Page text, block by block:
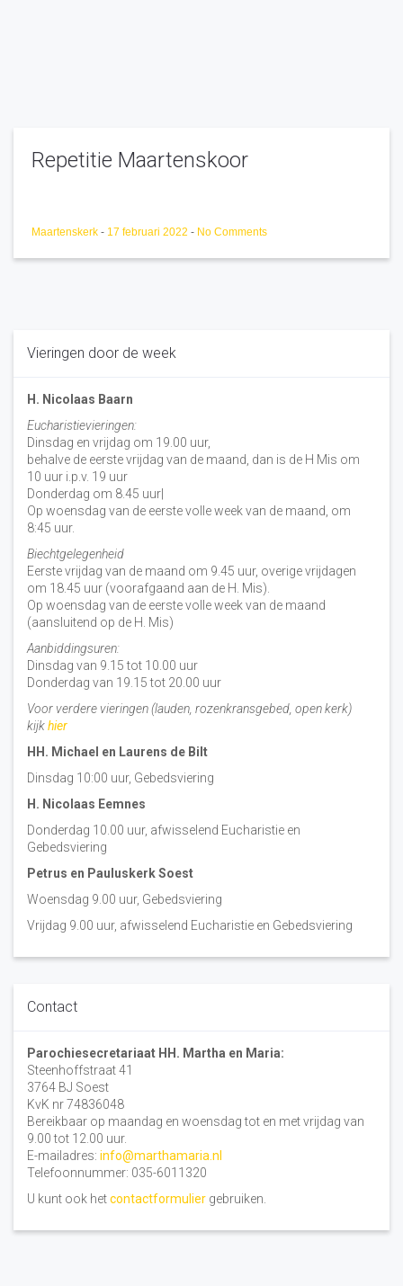
Repetitie Maartenskoor
Maartenskerk - 17 februari 2022 - No Comments
Vieringen door de week
H. Nicolaas Baarn
Eucharistievieringen:
Dinsdag en vrijdag om 19.00 uur,
behalve de eerste vrijdag van de maand, dan is de H Mis om
10 uur i.p.v. 19 uur
Donderdag om 8.45 uur|
Op woensdag van de eerste volle week van de maand, om
8:45 uur.
Biechtgelegenheid
Eerste vrijdag van de maand om 9.45 uur, overige vrijdagen
om 18.45 uur (voorafgaand aan de H. Mis).
Op woensdag van de eerste volle week van de maand
(aansluitend op de H. Mis)
Aanbiddingsuren:
Dinsdag van 9.15 tot 10.00 uur
Donderdag van 19.15 tot 20.00 uur
Voor verdere vieringen (lauden, rozenkransgebed, open kerk)
kijkhier
HH. Michael en Laurens de Bilt
Dinsdag 10:00 uur, Gebedsviering
H. Nicolaas Eemnes
Donderdag 10.00 uur, afwisselend Eucharistie en
Gebedsviering
Petrus en Pauluskerk Soest
Woensdag 9.00 uur, Gebedsviering
Vrijdag 9.00 uur, afwisselend Eucharistie en Gebedsviering
Contact
Parochiesecretariaat HH. Martha en Maria:
Steenhoffstraat 41
3764 BJ Soest
KvK nr 74836048
Bereikbaar op maandag en woensdag tot en met vrijdag van
9.00 tot 12.00 uur.
E-mailadres: info@marthamaria.nl
Telefoonnummer: 035-6011320
U kunt ook hetcontactformulier gebruiken.